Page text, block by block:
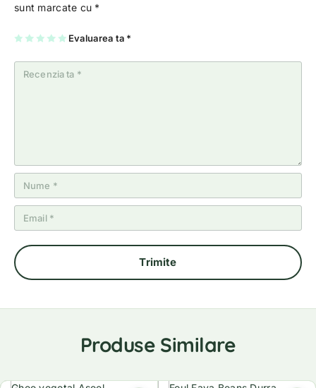
sunt marcate cu *
Evaluarea ta *
U
n
2
5
st
el
3
5
st
el
4
5
st
el
5
5
st
el
Produse Similare